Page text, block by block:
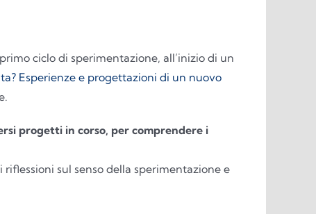
ciclo di sperimentazione, all’inizio di un
Esperienze e progettazioni di un nuovo
progetti in corso, per comprendere i
sul senso della sperimentazione e